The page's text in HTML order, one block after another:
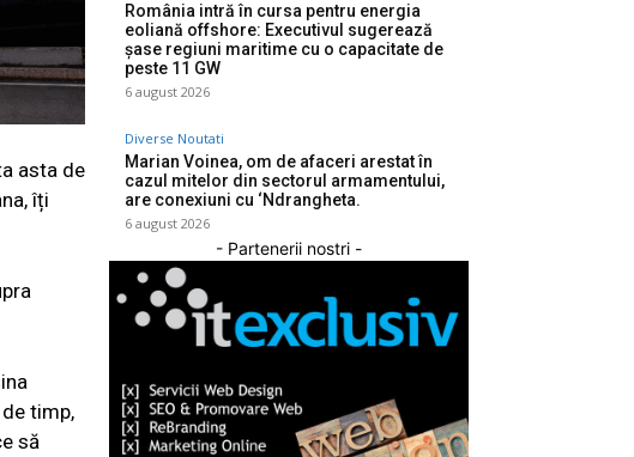
asta de
îți
timp,
să
România intră în cursa pentru energia
eoliană offshore: Executivul sugerează
șase regiuni maritime cu o capacitate de
peste 11 GW
6 august 2026
Diverse Noutati
Marian Voinea, om de afaceri arestat în
cazul mitelor din sectorul armamentului,
are conexiuni cu ‘Ndrangheta.
6 august 2026
- Partenerii nostri -